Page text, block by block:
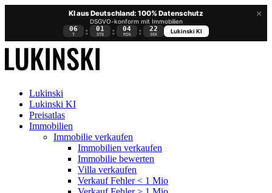
×
KI aus Deutschland: 100% Datenschutz
DSGVO-konform mit Immobilien
06
T : 01
STD : 04
MIN : 21
SEK
Lukinski KI
Lukinski
Lukinski KI
Preisatlas
Immobilien
Immobilie verkaufen
Immobilien verkaufen
Immobilie bewerten
Villa verkaufen
Verkauf Fehler < 1 Mio